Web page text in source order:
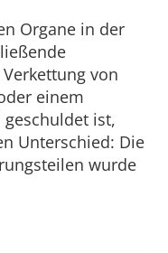
Organe in der
von
einem
ist,
Unterschied: Die
wurde